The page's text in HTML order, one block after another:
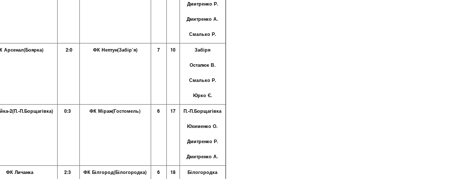
Дмитренко Р.
Дмитренко А.
Смалько Р.
Арсенал(Боярка) 2:0 ФК Нептун(Забір’я) 7 10 Забіря
Остапюк В.
Смалько Р.
Юрко Є.
2(П.-П.Борщагівка) 0:3 ФК Міраж(Гостомель) 6 17 П.-П.Борщагівка
Юхименко О.
Дмитренко Р.
Дмитренко А.
ФК Личанка 2:3 ФК Білгород(Білогородка) 6 18 Білогородка